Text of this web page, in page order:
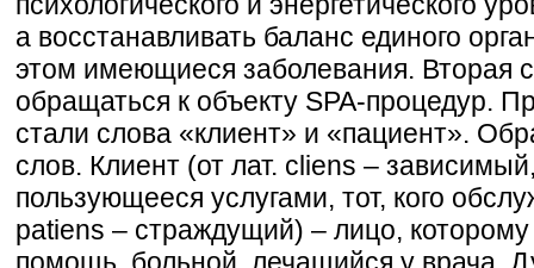
а восстанавливать баланс единого
этом имеющиеся заболевания. Вторая
обращаться к объекту SPA-процедур.
стали слова «клиент» и «пациент».
слов. Клиент (от лат. cliens –
пользующееся услугами, тот, кого
patiens – страждущий) – лицо,